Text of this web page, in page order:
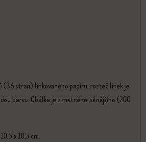
(36 stran) linkovaného papíru, rozteč linek je
barvu. Obálka je z matného, silnějšího (200
x 10,5 cm.